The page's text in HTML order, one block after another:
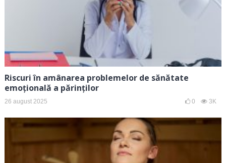
Riscuri în amânarea problemelor de sănătate
emoțională a părinților
26 august 2025 0 3K